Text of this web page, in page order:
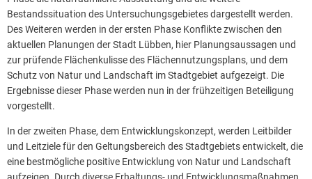
Bestandssituation des Untersuchungsgebietes dargestellt werden.
Des Weiteren werden in der ersten Phase Konflikte zwischen den
aktuellen Planungen der Stadt Lübben, hier Planungsaussagen und
zur prüfende Flächenkulisse des Flächennutzungsplans, und dem
Schutz von Natur und Landschaft im Stadtgebiet aufgezeigt. Die
Ergebnisse dieser Phase werden nun in der frühzeitigen Beteiligung
vorgestellt.
In der zweiten Phase, dem Entwicklungskonzept, werden Leitbilder
und Leitziele für den Geltungsbereich des Stadtgebiets entwickelt, die
eine bestmögliche positive Entwicklung von Natur und Landschaft
aufzeigen. Durch diverse Erhaltungs- und Entwicklungsmaßnahmen